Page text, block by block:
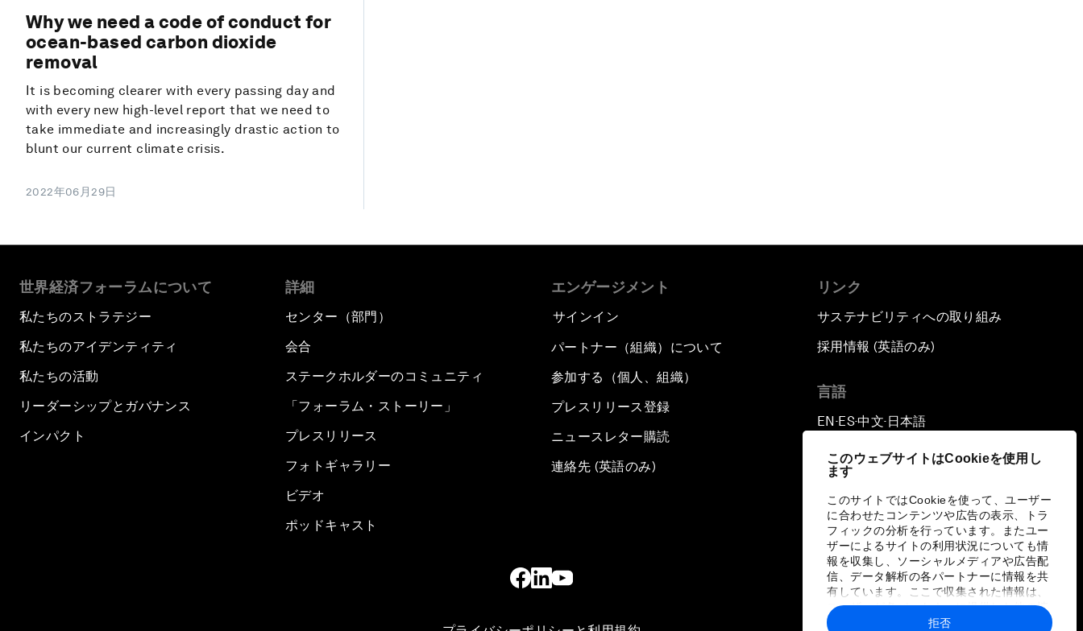
このウェブサイトはCookieを使用し
ます
このサイトではCookieを使って、ユーザー
に合わせたコンテンツや広告の表示、トラ
フィックの分析を行っています。またユー
ザーによるサイトの利用状況についても情
報を収集し、ソーシャルメディアや広告配
信、データ解析の各パートナーに情報を共
有しています。ここで収集された情報は、
ユーザーが各パートナーに提供した他の情
報や各パートナーのサービスを使用した際
拒否
Why we need a code of conduct for
ocean-based carbon dioxide
removal
It is becoming clearer with every passing day and
with every new high-level report that we need to
take immediate and increasingly drastic action to
blunt our current climate crisis.
2022年06月29日
世界経済フォーラムについて
私たちのストラテジー
私たちのアイデンティティ
私たちの活動
リーダーシップとガバナンス
インパクト
詳細
センター（部門）
会合
ステークホルダーのコミュニティ
「フォーラム・ストーリー」
プレスリリース
フォトギャラリー
ビデオ
ポッドキャスト
エンゲージメント
サインイン
パートナー（組織）について
参加する（個人、組織）
プレスリリース登録
ニュースレター購読
連絡先 (英語のみ)
リンク
サステナビリティへの取り組み
採用情報 (英語のみ)
言語
EN ▪ ES▪中文▪ 日本語